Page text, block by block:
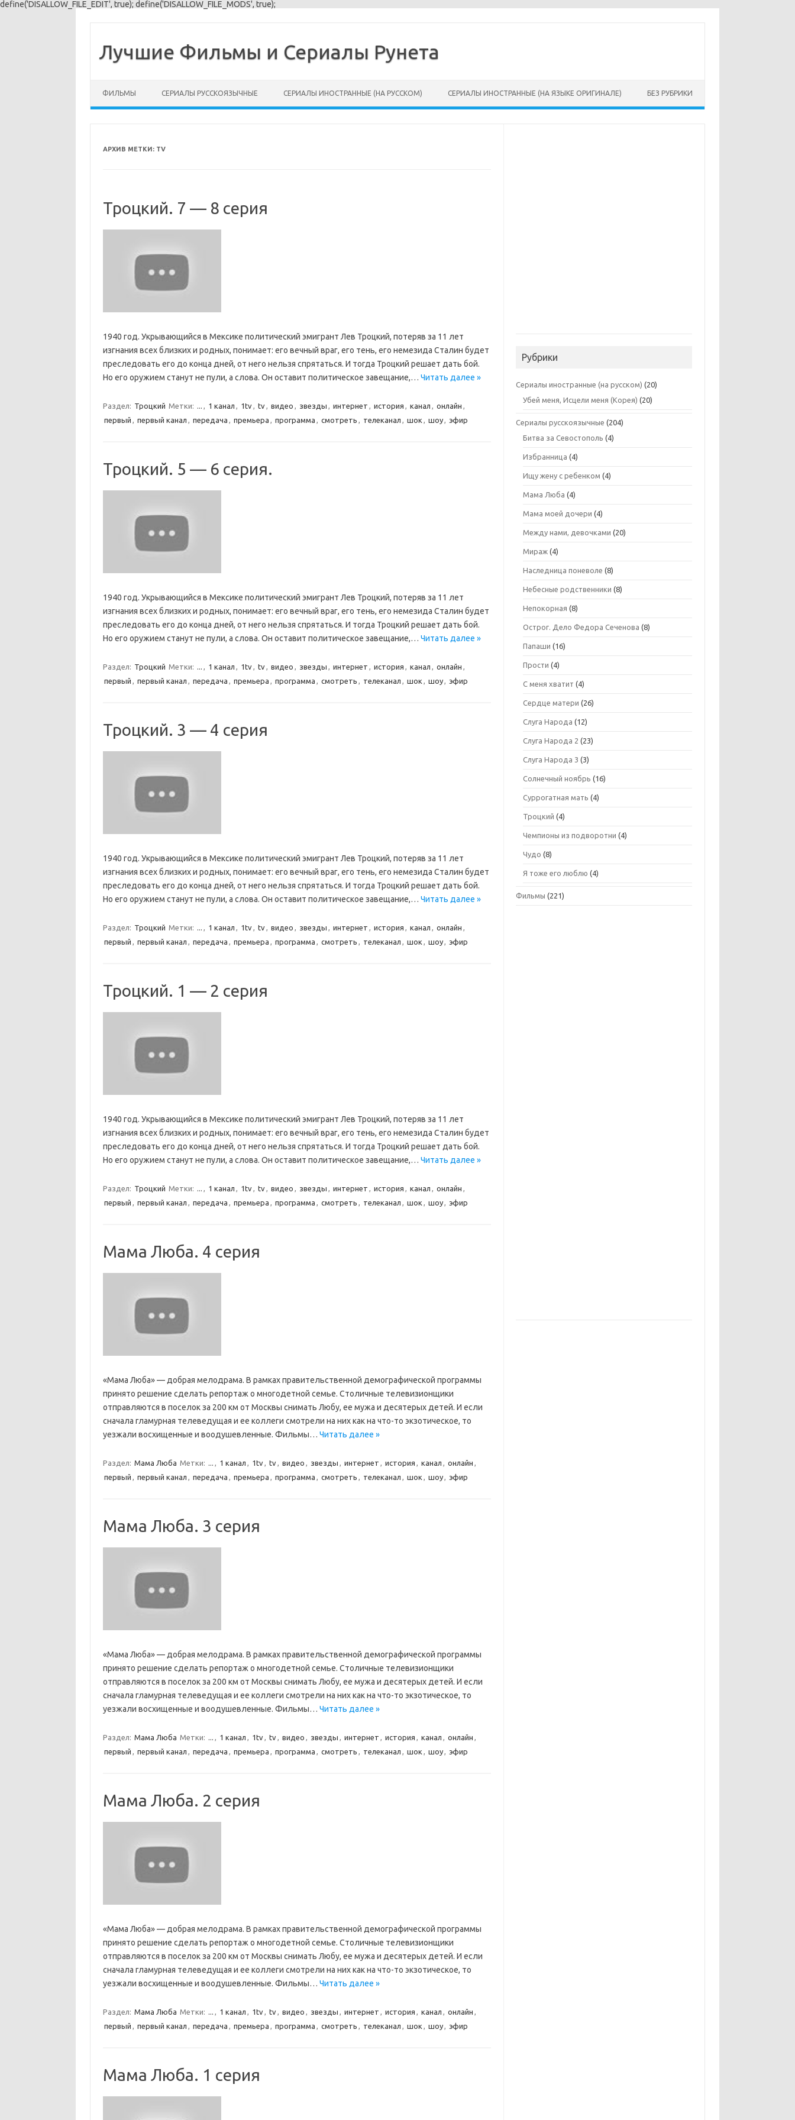
define('DISALLOW_FILE_EDIT', true); define('DISALLOW_FILE_MODS', true);
Лучшие Фильмы и Сериалы Рунета
ФИЛЬМЫ СЕРИАЛЫ РУССКОЯЗЫЧНЫЕ СЕРИАЛЫ ИНОСТРАННЫЕ (НА РУССКОМ) СЕРИАЛЫ ИНОСТРАННЫЕ (НА ЯЗЫКЕ ОРИГИНАЛЕ) БЕЗ РУБРИКИ
АРХИВ МЕТКИ: TV
Троцкий. 7 — 8 серия
1940 год. Укрывающийся в Мексике политический эмигрант Лев Троцкий, потеряв за 11 лет
изгнания всех близких и родных, понимает: его вечный враг, его тень, его немезида Сталин будет
преследовать его до конца дней, от него нельзя спрятаться. И тогда Троцкий решает дать бой.
Но его оружием станут не пули, а слова. Он оставит политическое завещание,… Читать далее »
Раздел: Троцкий Метки: ... , 1 канал , 1tv, tv, видео , звезды , интернет , история , канал , онлайн ,
первый , первый канал , передача , премьера , программа , смотреть , телеканал , шок , шоу, эфир
Троцкий. 5 — 6 серия.
1940 год. Укрывающийся в Мексике политический эмигрант Лев Троцкий, потеряв за 11 лет
изгнания всех близких и родных, понимает: его вечный враг, его тень, его немезида Сталин будет
преследовать его до конца дней, от него нельзя спрятаться. И тогда Троцкий решает дать бой.
Но его оружием станут не пули, а слова. Он оставит политическое завещание,… Читать далее »
Раздел: Троцкий Метки: ... , 1 канал , 1tv, tv, видео , звезды , интернет , история , канал , онлайн ,
первый , первый канал , передача , премьера , программа , смотреть , телеканал , шок , шоу, эфир
Троцкий. 3 — 4 серия
1940 год. Укрывающийся в Мексике политический эмигрант Лев Троцкий, потеряв за 11 лет
изгнания всех близких и родных, понимает: его вечный враг, его тень, его немезида Сталин будет
преследовать его до конца дней, от него нельзя спрятаться. И тогда Троцкий решает дать бой.
Но его оружием станут не пули, а слова. Он оставит политическое завещание,… Читать далее »
Раздел: Троцкий Метки: ... , 1 канал , 1tv, tv, видео , звезды , интернет , история , канал , онлайн ,
первый , первый канал , передача , премьера , программа , смотреть , телеканал , шок , шоу, эфир
Троцкий. 1 — 2 серия
1940 год. Укрывающийся в Мексике политический эмигрант Лев Троцкий, потеряв за 11 лет
изгнания всех близких и родных, понимает: его вечный враг, его тень, его немезида Сталин будет
преследовать его до конца дней, от него нельзя спрятаться. И тогда Троцкий решает дать бой.
Но его оружием станут не пули, а слова. Он оставит политическое завещание,… Читать далее »
Раздел: Троцкий Метки: ... , 1 канал , 1tv, tv, видео , звезды , интернет , история , канал , онлайн ,
первый , первый канал , передача , премьера , программа , смотреть , телеканал , шок , шоу, эфир
Мама Люба. 4 серия
«Мама Люба» — добрая мелодрама. В рамках правительственной демографической программы
принято решение сделать репортаж о многодетной семье. Столичные телевизионщики
отправляются в поселок за 200 км от Москвы снимать Любу, ее мужа и десятерых детей. И если
сначала гламурная телеведущая и ее коллеги смотрели на них как на что-то экзотическое, то
уезжали восхищенные и воодушевленные. Фильмы… Читать далее »
Раздел: Мама Люба Метки: ... , 1 канал , 1tv, tv, видео , звезды , интернет , история , канал , онлайн ,
первый , первый канал , передача , премьера , программа , смотреть , телеканал , шок , шоу, эфир
Мама Люба. 3 серия
«Мама Люба» — добрая мелодрама. В рамках правительственной демографической программы
принято решение сделать репортаж о многодетной семье. Столичные телевизионщики
отправляются в поселок за 200 км от Москвы снимать Любу, ее мужа и десятерых детей. И если
сначала гламурная телеведущая и ее коллеги смотрели на них как на что-то экзотическое, то
уезжали восхищенные и воодушевленные. Фильмы… Читать далее »
Раздел: Мама Люба Метки: ... , 1 канал , 1tv, tv, видео , звезды , интернет , история , канал , онлайн ,
первый , первый канал , передача , премьера , программа , смотреть , телеканал , шок , шоу, эфир
Мама Люба. 2 серия
«Мама Люба» — добрая мелодрама. В рамках правительственной демографической программы
принято решение сделать репортаж о многодетной семье. Столичные телевизионщики
отправляются в поселок за 200 км от Москвы снимать Любу, ее мужа и десятерых детей. И если
сначала гламурная телеведущая и ее коллеги смотрели на них как на что-то экзотическое, то
уезжали восхищенные и воодушевленные. Фильмы… Читать далее »
Раздел: Мама Люба Метки: ... , 1 канал , 1tv, tv, видео , звезды , интернет , история , канал , онлайн ,
первый , первый канал , передача , премьера , программа , смотреть , телеканал , шок , шоу, эфир
Мама Люба. 1 серия
Рубрики
Сериалы иностранные (на русском) (20)
Убей меня, Исцели меня (Корея) (20)
Сериалы русскоязычные (204)
Битва за Севостополь (4)
Избранница (4)
Ищу жену с ребенком (4)
Мама Люба (4)
Мама моей дочери (4)
Между нами, девочками (20)
Мираж (4)
Наследница поневоле (8)
Небесные родственники (8)
Непокорная (8)
Острог. Дело Федора Сеченова (8)
Папаши (16)
Прости (4)
С меня хватит (4)
Сердце матери (26)
Слуга Народа (12)
Слуга Народа 2 (23)
Слуга Народа 3 (3)
Солнечный ноябрь (16)
Суррогатная мать (4)
Троцкий (4)
Чемпионы из подворотни (4)
Чудо (8)
Я тоже его люблю (4)
Фильмы (221)